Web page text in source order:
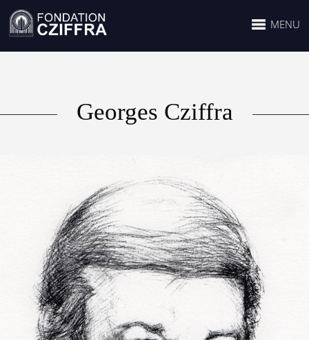
MENU
Georges Cziffra